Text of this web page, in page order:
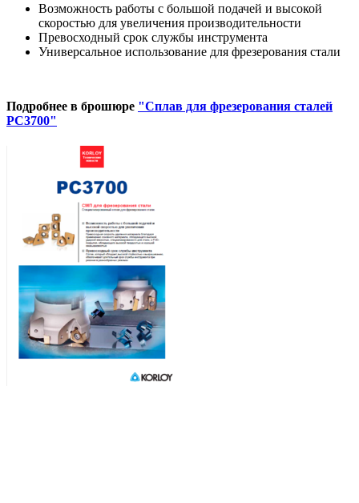
Возможность работы с большой подачей и высокой
скоростью для увеличения производительности
Превосходный срок службы инструмента
Универсальное использование для фрезерования стали
Подробнее в брошюре "Сплав для фрезерования сталей
PC3700"